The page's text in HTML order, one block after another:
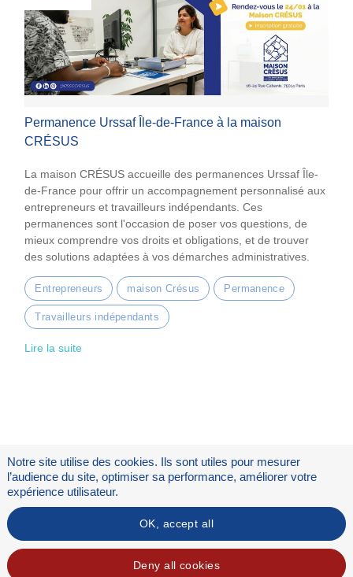
Permanence Urssaf Île-de-France à la maison
CRÉSUS
La maison CRÉSUS accueille des permanences Urssaf Île-
de-France pour offrir un accompagnement personnalisé aux
entrepreneurs et travailleurs indépendants. Ces
permanences sont l'occasion de poser vos questions, de
mieux comprendre vos droits et obligations, et de trouver
des solutions adaptées à vos démarches administratives.
Entrepreneurs maison Crésus Permanence
Travailleurs indépendants
Lire la suite
Flux RSS
Notre site utilise des cookies. Ils sont utiles pour mesurer
l’audience du site, optimiser sa performance, améliorer votre
expérience utilisateur.
OK, accept all
Deny all cookies